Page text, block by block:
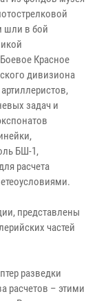
шли в бой
Красное
дивизиона
задач и
БШ-1,
расчета
представлены
частей
разведки
расчетов – этими